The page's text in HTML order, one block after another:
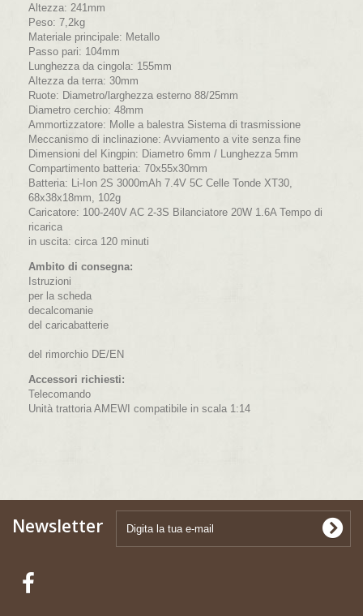
Altezza: 241mm
Peso: 7,2kg
Materiale principale: Metallo
Passo pari: 104mm
Lunghezza da cingola: 155mm
Altezza da terra: 30mm
Ruote: Diametro/larghezza esterno 88/25mm
Diametro cerchio: 48mm
Ammortizzatore: Molle a balestra Sistema di trasmissione
Meccanismo di inclinazione: Avviamento a vite senza fine
Dimensioni del Kingpin: Diametro 6mm / Lunghezza 5mm
Compartimento batteria: 70x55x30mm
Batteria: Li-Ion 2S 3000mAh 7.4V 5C Celle Tonde XT30,
68x38x18mm, 102g
Caricatore: 100-240V AC 2-3S Bilanciatore 20W 1.6A Tempo di
ricarica
in uscita: circa 120 minuti
Ambito di consegna:
Istruzioni
per la scheda
decalcomanie
del caricabatterie
del rimorchio DE/EN
Accessori richiesti:
Telecomando
Unità trattoria AMEWI compatibile in scala 1:14
Newsletter